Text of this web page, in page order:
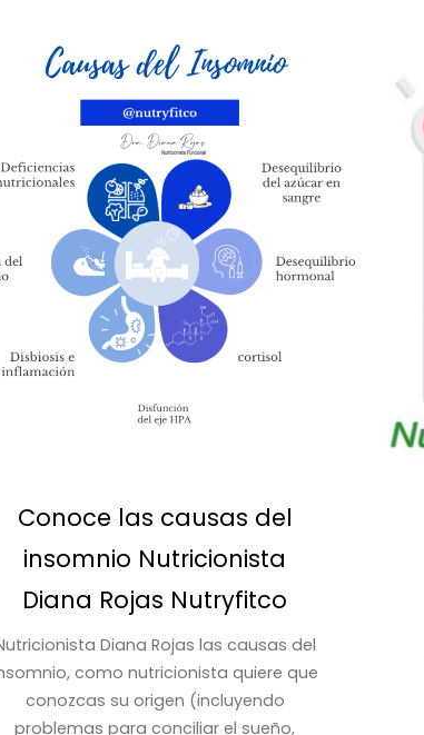
Conoce las causas del
insomnio Nutricionista
Diana Rojas Nutryfitco
Diana Rojas las causas del
como nutricionista quiere que
conozcas su origen (incluyendo
problemas para conciliar el sueño,